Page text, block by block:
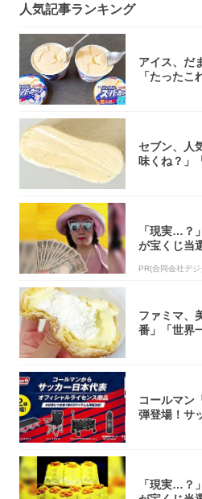
人気記事ランキング
アイス、だ
「たった
セブン、人
味くね？」
「現実…？
が宝くじ当
PR(合同会社デ
ファミマ、
番」「世界
コールマン
弾登場！サ
「現実…？